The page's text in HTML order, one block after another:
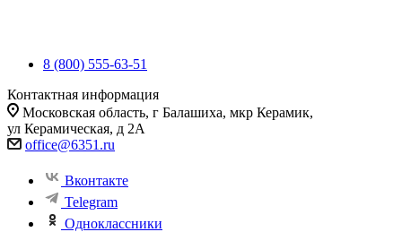
8 (800) 555-63-51
Контактная информация
Московская область, г Балашиха, мкр Керамик,
ул Керамическая, д 2А
office@6351.ru
Вконтакте
Telegram
Одноклассники